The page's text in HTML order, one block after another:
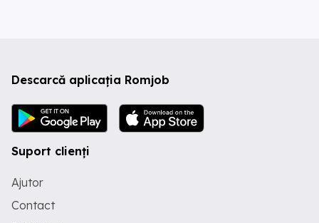
Descarcă aplicația Romjob
Suport clienți
Ajutor
Contact